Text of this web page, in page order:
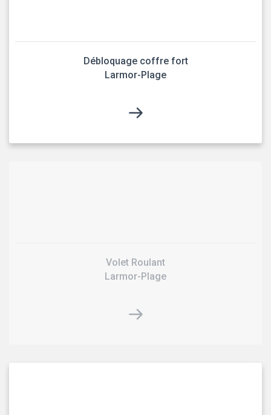
Débloquage coffre fort
Larmor-Plage
Volet Roulant
Larmor-Plage